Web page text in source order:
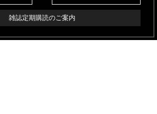
雑誌定期購読のご案内